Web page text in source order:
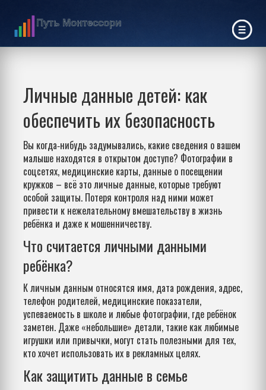
Личные данные детей: как
обеспечить их безопасность
Вы когда‑нибудь задумывались, какие сведения о вашем
малыше находятся в открытом доступе? Фотографии в
соцсетях, медицинские карты, данные о посещении
кружков – всё это личные данные, которые требуют
особой защиты. Потеря контроля над ними может
привести к нежелательному вмешательству в жизнь
ребёнка и даже к мошенничеству.
Что считается личными данными
ребёнка?
К личным данным относятся имя, дата рождения, адрес,
телефон родителей, медицинские показатели,
успеваемость в школе и любые фотографии, где ребёнок
заметен. Даже «небольшие» детали, такие как любимые
игрушки или привычки, могут стать полезными для тех,
кто хочет использовать их в рекламных целях.
Как защитить данные в семье